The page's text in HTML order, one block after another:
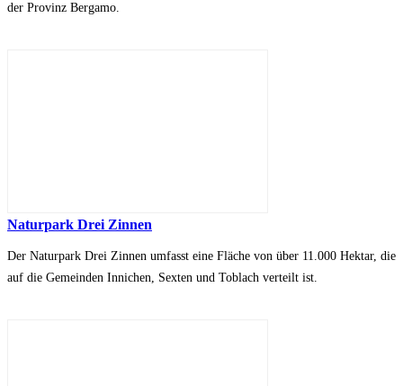
der Provinz Bergamo.
Naturpark Drei Zinnen
Der Naturpark Drei Zinnen umfasst eine Fläche von über 11.000 Hektar, die
auf die Gemeinden Innichen, Sexten und Toblach verteilt ist.